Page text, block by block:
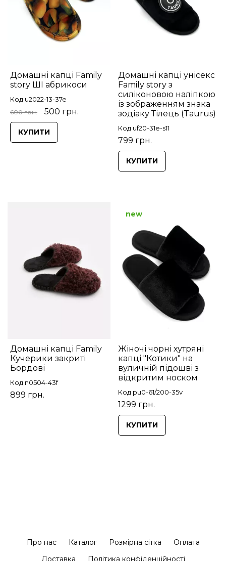
Домашні капці Family
story ШІ абрикоси
Код u2022-13-37e
600 грн. 500 грн.
КУПИТИ
Домашні капці унісекс
Family story з
силіконовою наліпкою
із зображенням знака
зодіаку Тілець (Taurus)
Код uf20-31e-s11
799 грн.
КУПИТИ
Домашні капці Family
Кучерики закриті
Бордові
Код n0504-43f
899 грн.
Жіночі чорні хутряні
капці "Котики" на
вуличній підошві з
відкритим носком
Код pu0-61/200-35v
1299 грн.
new
КУПИТИ
Про нас Каталог Розмірна сітка
Оплата
Доставка
Політика конфіденційності